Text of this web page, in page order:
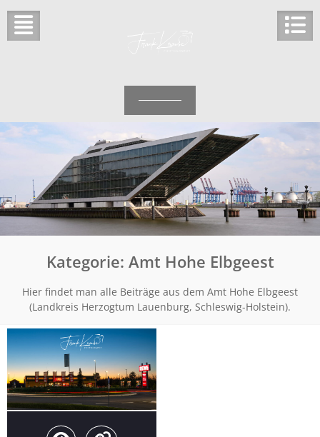
content
Kategorie: Amt Hohe Elbgeest
Hier findet man alle Beiträge aus dem Amt Hohe Elbgeest
(Landkreis Herzogtum Lauenburg, Schleswig-Holstein).